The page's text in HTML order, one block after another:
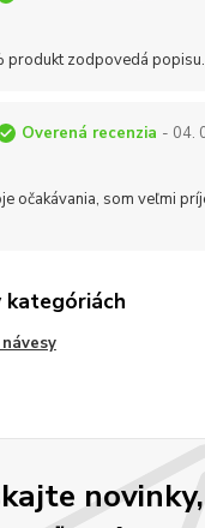
produkt zodpovedá popisu.
Overená recenzia - 04.
očakávania, som veľmi
kategóriách